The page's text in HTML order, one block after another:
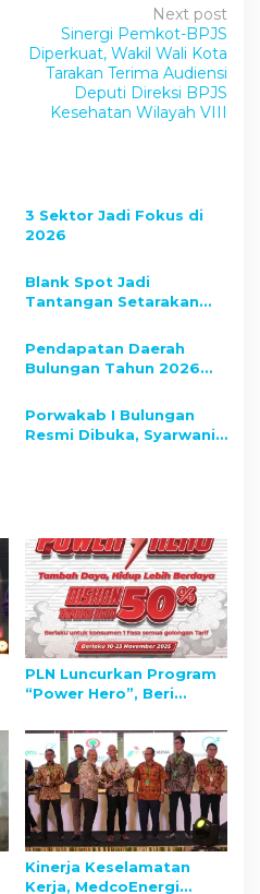
Next post
Sinergi Pemkot-BPJS
Diperkuat, Wakil Wali Kota
Tarakan Terima Audiensi
Deputi Direksi BPJS
Kesehatan Wilayah VIII
3 Sektor Jadi Fokus di
2026
Blank Spot Jadi
Tantangan Setarakan
Pendapatan Daerah
Bulungan Tahun 2026
Triliun
Porwakab I Bulungan
Resmi Dibuka, Syarwani
PLN Luncurkan Program
“Power Hero”, Beri
Daya, Spesial Peringati
Hari Pahlawan
Kinerja Keselamatan
Kerja, MedcoEnergi